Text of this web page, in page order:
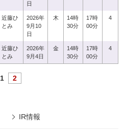
日
近藤ひ
とみ
2026年
9月10
日
木
14時
30分
17時
00分
4
近藤ひ
とみ
2026年
9月4日
金
14時
30分
17時
00分
4
1 2
IR情報